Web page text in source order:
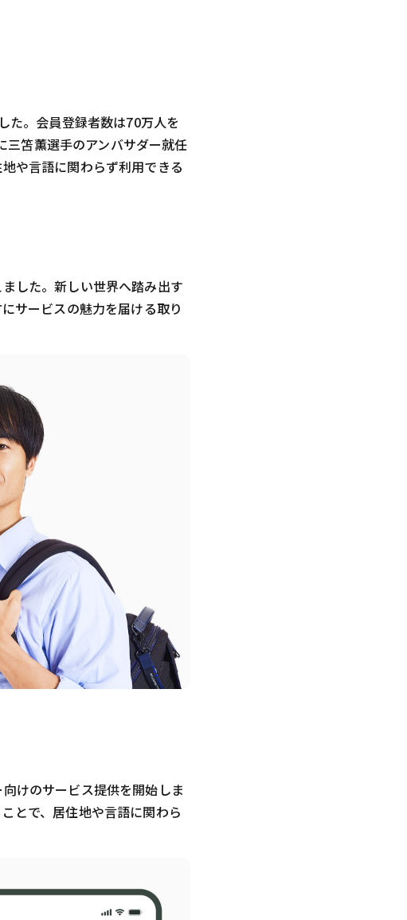
た。会員登録者数は70万人を
笘薫選手のアンバサダー就任
や言語に関わらず利用できる
した。新しい世界へ踏み出す
サービスの魅力を届ける取り
けのサービス提供を開始しま
とで、居住地や言語に関わら